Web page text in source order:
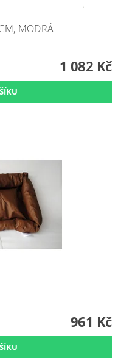
MODRÁ
1 082 Kč
961 Kč